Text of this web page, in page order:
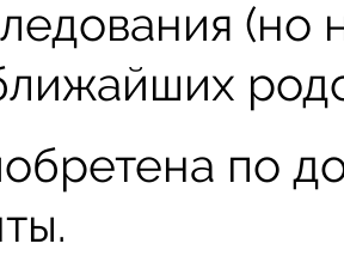
(но
по